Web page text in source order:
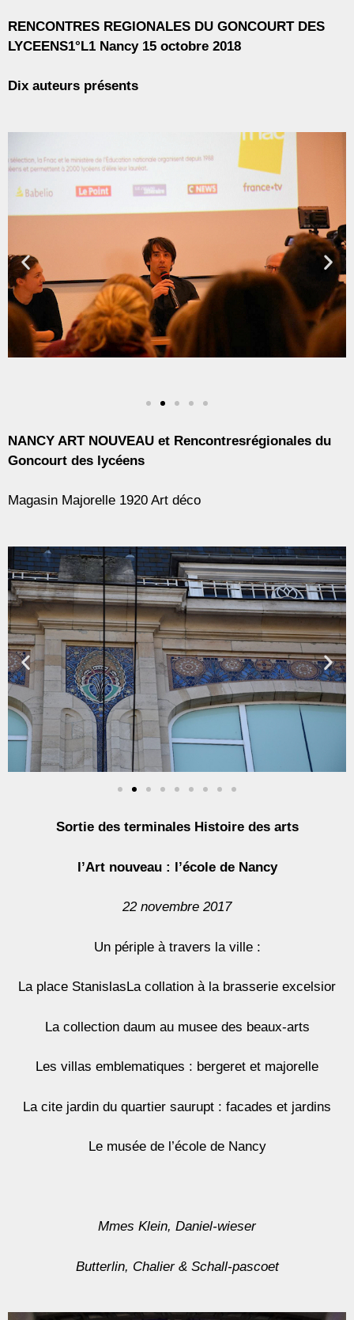
RENCONTRES REGIONALES DU GONCOURT DES
LYCEENS1°L1 Nancy 15 octobre 2018
Dix auteurs présents
NANCY ART NOUVEAU et Rencontresrégionales du
Goncourt des lycéens
Magasin Majorelle 1920 Art déco
Sortie des terminales Histoire des arts
l’Art nouveau : l’école de Nancy
22 novembre 2017
Un périple à travers la ville :
La place StanislasLa collation à la brasserie excelsior
La collection daum au musee des beaux-arts
Les villas emblematiques : bergeret et majorelle
La cite jardin du quartier saurupt : facades et jardins
Le musée de l’école de Nancy
Mmes Klein, Daniel-wieser
Butterlin, Chalier & Schall-pascoet